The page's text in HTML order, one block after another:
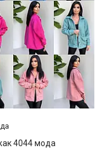
4044 мода